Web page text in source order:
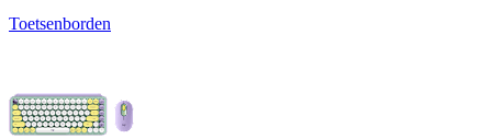
Toetsenborden